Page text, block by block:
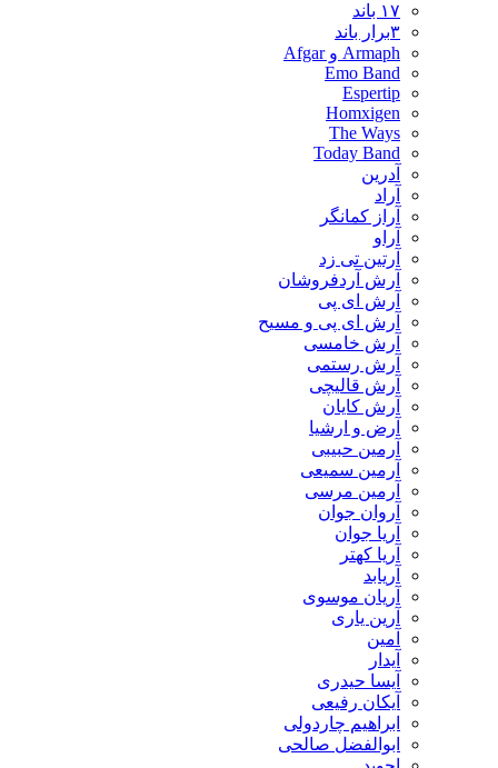
۱۷ باند
۳برار باند
Armaph و Afgar
Emo Band
Espertip
Homxigen
The Ways
Today Band
آدرین
آراد
آراز کمانگر
آراو
آرتین تی زد
آرش آردفروشان
آرش ای پی
آرش ای پی و مسیح
آرش خامسی
آرش رستمی
آرش قالیچی
آرش کایان
​آرض و ارشیا
آرمین حبیبی
آرمین سمیعی
آرمین مرسی
آروان جوان
آریا جوان
آریا کهتر
آریابد
آریان موسوی
آرین یاری
آمین
آیدار
آیسا حیدری
آیکان رفیعی
ابراهیم چاردولی
ابوالفضل صالحی